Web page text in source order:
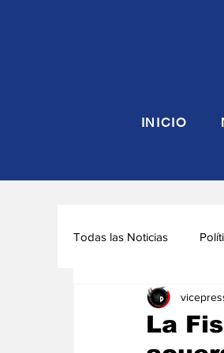
INICIO
Todas las Noticias
Seguridad y Defensa
La